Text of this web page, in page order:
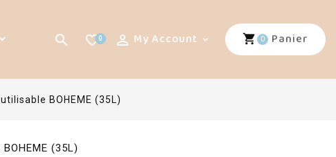
Panier
0
 My Account 
favorite_border0

BOHEME (35L)
(35L)